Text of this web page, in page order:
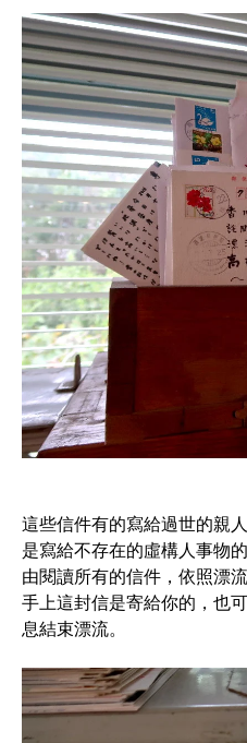
這些信件有的寫給過世的親
是寫給不存在的虛構人事物
由閱讀所有的信件，依照漂
手上這封信是寄給你的，也
息結束漂流。